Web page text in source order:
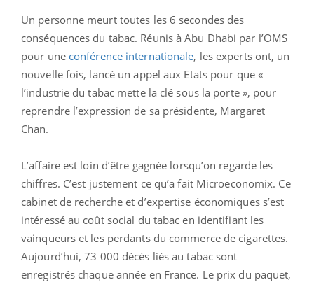
Un personne meurt toutes les 6 secondes des
conséquences du tabac. Réunis à Abu Dhabi par l’OMS
pour une conférence internationale, les experts ont, un
nouvelle fois, lancé un appel aux Etats pour que «
l’industrie du tabac mette la clé sous la porte », pour
reprendre l’expression de sa présidente, Margaret
Chan.
L’affaire est loin d’être gagnée lorsqu’on regarde les
chiffres. C’est justement ce qu’a fait Microeconomix. Ce
cabinet de recherche et d’expertise économiques s’est
intéressé au coût social du tabac en identifiant les
vainqueurs et les perdants du commerce de cigarettes.
Aujourd’hui, 73 000 décès liés au tabac sont
enregistrés chaque année en France. Le prix du paquet,